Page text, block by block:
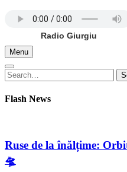
Radio Giurgiu
Menu
Search
for:
Search
Flash News
Ruse de la înălțime:
🛸